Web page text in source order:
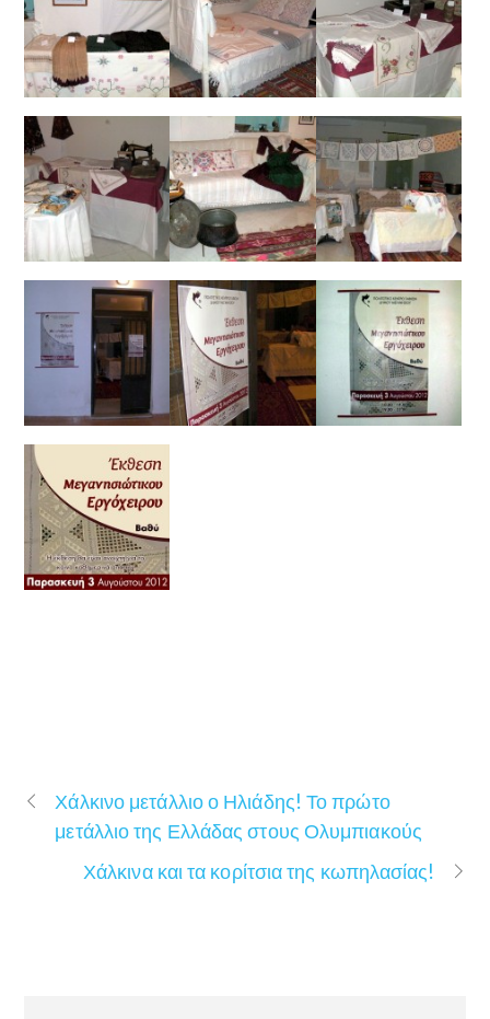
Χάλκινο μετάλλιο ο Ηλιάδης! Το πρώτο
μετάλλιο της Ελλάδας στους Ολυμπιακούς
Χάλκινα και τα κορίτσια της κωπηλασίας!